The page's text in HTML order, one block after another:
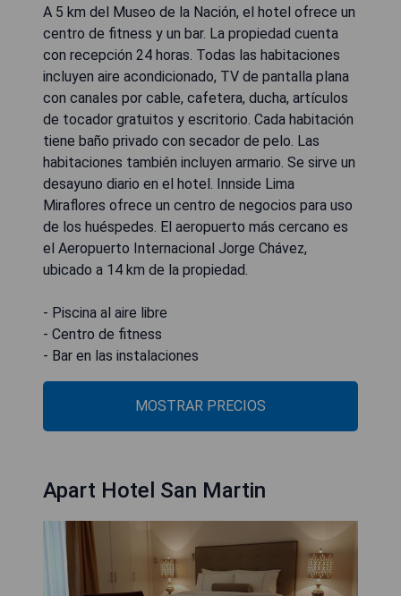
A 5 km del Museo de la Nación, el hotel ofrece un
centro de fitness y un bar. La propiedad cuenta
con recepción 24 horas. Todas las habitaciones
incluyen aire acondicionado, TV de pantalla plana
con canales por cable, cafetera, ducha, artículos
de tocador gratuitos y escritorio. Cada habitación
tiene baño privado con secador de pelo. Las
habitaciones también incluyen armario. Se sirve un
desayuno diario en el hotel. Innside Lima
Miraflores ofrece un centro de negocios para uso
de los huéspedes. El aeropuerto más cercano es
el Aeropuerto Internacional Jorge Chávez,
ubicado a 14 km de la propiedad.
- Piscina al aire libre
- Centro de fitness
- Bar en las instalaciones
MOSTRAR PRECIOS
Apart Hotel San Martin